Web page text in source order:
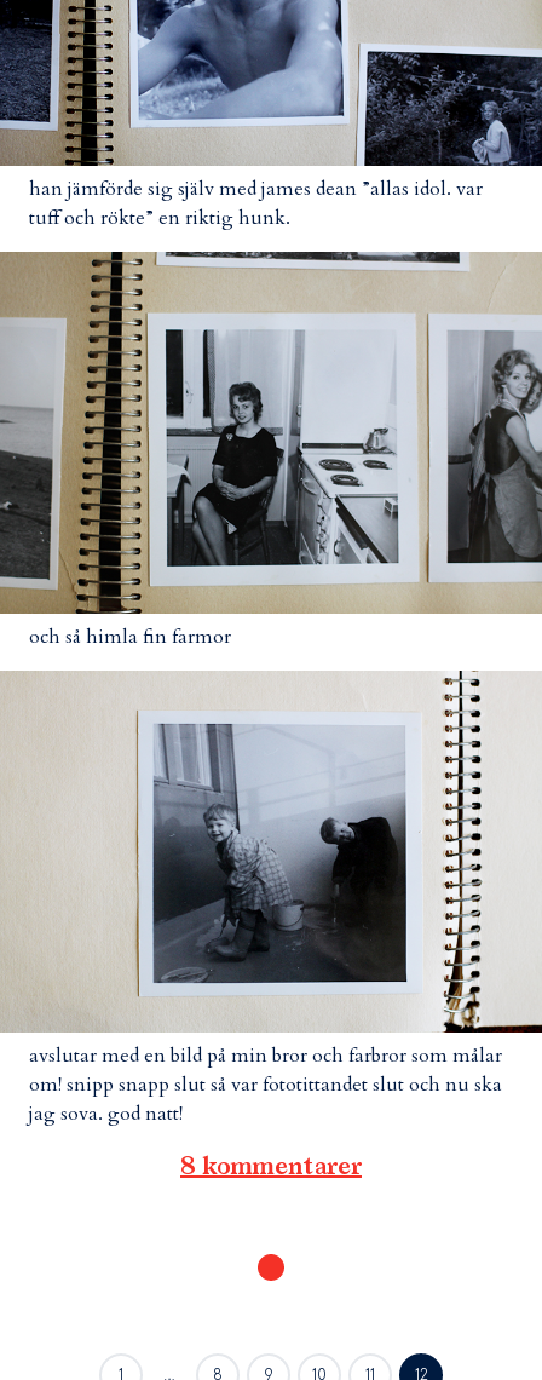
han jämförde sig själv med james dean ”allas idol. var
tuff och rökte” en riktig hunk.
och så himla fin farmor
avslutar med en bild på min bror och farbror som målar
om! snipp snapp slut så var fototittandet slut och nu ska
jag sova. god natt!
8 kommentarer
1 … 8 9 10 11 12